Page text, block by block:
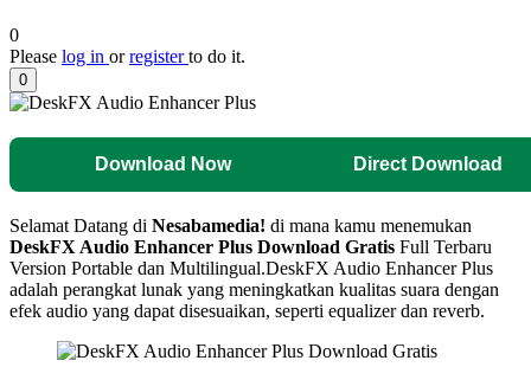
0
Please log in orregisterto do it.
0
Download Now Direct Download
Selamat Datang di Nesabamedia! di mana kamu menemukan
DeskFX Audio Enhancer Plus Download Gratis Full Terbaru
Version Portable dan Multilingual.DeskFX Audio Enhancer Plus
adalah perangkat lunak yang meningkatkan kualitas suara dengan
efek audio yang dapat disesuaikan, seperti equalizer dan reverb.